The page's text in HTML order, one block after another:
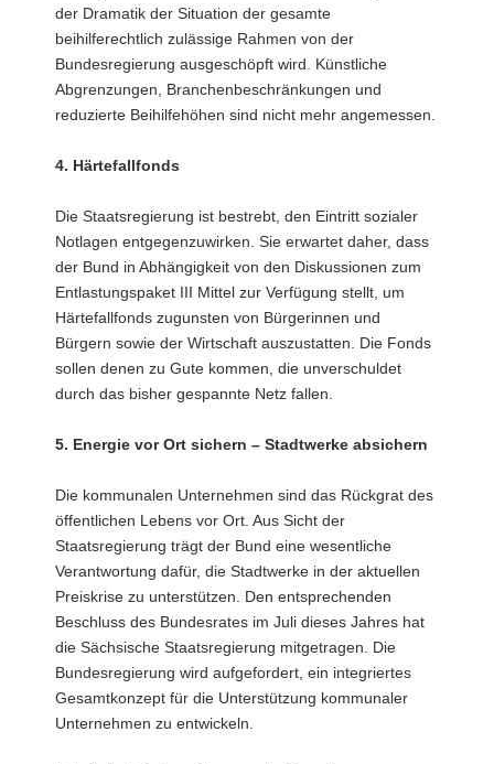
der Dramatik der Situation der gesamte
beihilferechtlich zulässige Rahmen von der
Bundesregierung ausgeschöpft wird. Künstliche
Abgrenzungen, Branchenbeschränkungen und
reduzierte Beihilfehöhen sind nicht mehr angemessen.
4. Härtefallfonds
Die Staatsregierung ist bestrebt, den Eintritt sozialer
Notlagen entgegenzuwirken. Sie erwartet daher, dass
der Bund in Abhängigkeit von den Diskussionen zum
Entlastungspaket III Mittel zur Verfügung stellt, um
Härtefallfonds zugunsten von Bürgerinnen und
Bürgern sowie der Wirtschaft auszustatten. Die Fonds
sollen denen zu Gute kommen, die unverschuldet
durch das bisher gespannte Netz fallen.
5. Energie vor Ort sichern – Stadtwerke absichern
Die kommunalen Unternehmen sind das Rückgrat des
öffentlichen Lebens vor Ort. Aus Sicht der
Staatsregierung trägt der Bund eine wesentliche
Verantwortung dafür, die Stadtwerke in der aktuellen
Preiskrise zu unterstützen. Den entsprechenden
Beschluss des Bundesrates im Juli dieses Jahres hat
die Sächsische Staatsregierung mitgetragen. Die
Bundesregierung wird aufgefordert, ein integriertes
Gesamtkonzept für die Unterstützung kommunaler
Unternehmen zu entwickeln.